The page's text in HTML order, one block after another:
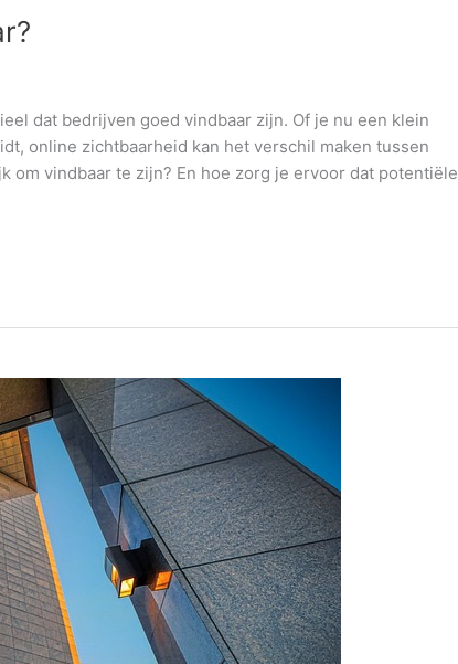
dat bedrijven goed vindbaar zijn. Of je nu een klein
online zichtbaarheid kan het verschil maken tussen
om vindbaar te zijn? En hoe zorg je ervoor dat potentiële